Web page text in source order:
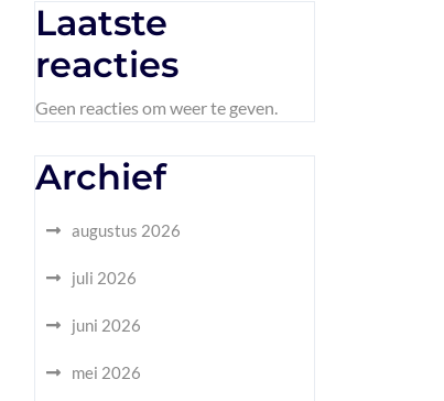
Laatste
reacties
Geen reacties om weer te geven.
Archief
augustus 2026
juli 2026
juni 2026
mei 2026